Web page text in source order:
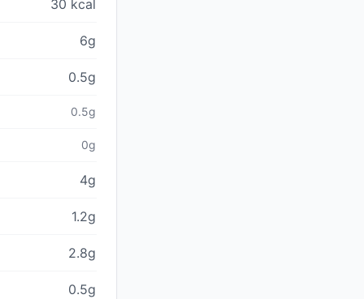
30 kcal
6g
0.5g
0.5g
0g
4g
1.2g
2.8g
0.5g